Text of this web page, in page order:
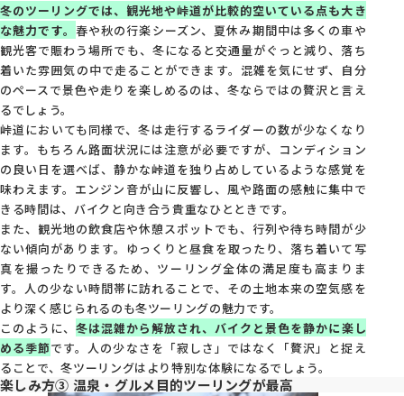
冬のツーリングでは、観光地や峠道が比較的空いている点も大き
な魅力です。 春や秋の行楽シーズン、夏休み期間中は多くの車や
観光客で賑わう場所でも、冬になると交通量がぐっと減り、落ち
着いた雰囲気の中で走ることができます。混雑を気にせず、自分
のペースで景色や走りを楽しめるのは、冬ならではの贅沢と言え
るでしょう。
峠道においても同様で、冬は走行するライダーの数が少なくなり
ます。もちろん路面状況には注意が必要ですが、コンディション
の良い日を選べば、静かな峠道を独り占めしているような感覚を
味わえます。エンジン音が山に反響し、風や路面の感触に集中で
きる時間は、バイクと向き合う貴重なひとときです。
また、観光地の飲食店や休憩スポットでも、行列や待ち時間が少
ない傾向があります。ゆっくりと昼食を取ったり、落ち着いて写
真を撮ったりできるため、ツーリング全体の満足度も高まりま
す。人の少ない時間帯に訪れることで、その土地本来の空気感を
より深く感じられるのも冬ツーリングの魅力です。
このように、冬は混雑から解放され、バイクと景色を静かに楽し
める季節です。人の少なさを「寂しさ」ではなく「贅沢」と捉え
ることで、冬ツーリングはより特別な体験になるでしょう。
楽しみ方③ 温泉・グルメ目的ツーリングが最高